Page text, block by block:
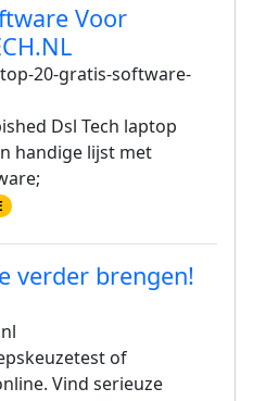
Voor
top-20-gratis-software-
Dsl Tech laptop
handige lijst met
verder brengen!
nl
of
Vind serieuze